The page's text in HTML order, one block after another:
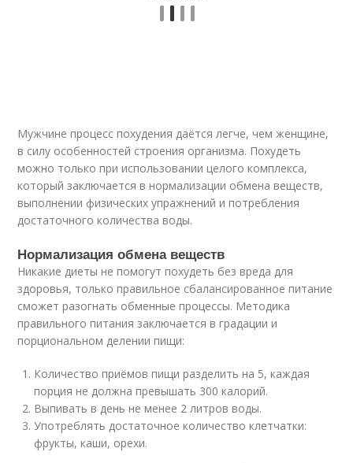
Мужчине процесс похудения даётся легче, чем женщине,
в силу особенностей строения организма. Похудеть
можно только при использовании целого комплекса,
который заключается в нормализации обмена веществ,
выполнении физических упражнений и потребления
достаточного количества воды.
Нормализация обмена веществ
Никакие диеты не помогут похудеть без вреда для
здоровья, только правильное сбалансированное питание
сможет разогнать обменные процессы. Методика
правильного питания заключается в градации и
порциональном делении пищи:
Количество приёмов пищи разделить на 5, каждая
порция не должна превышать 300 калорий.
Выпивать в день не менее 2 литров воды.
Употреблять достаточное количество клетчатки:
фрукты, каши, орехи.